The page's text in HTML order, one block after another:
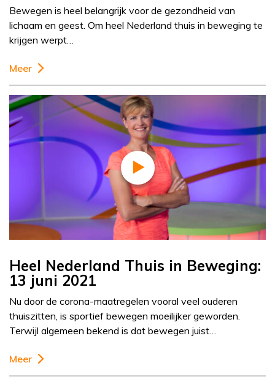
Bewegen is heel belangrijk voor de gezondheid van
lichaam en geest. Om heel Nederland thuis in beweging te
krijgen werpt…
Meer
Heel Nederland Thuis in Beweging:
13 juni 2021
Nu door de corona-maatregelen vooral veel ouderen
thuiszitten, is sportief bewegen moeilijker geworden.
Terwijl algemeen bekend is dat bewegen juist…
Meer